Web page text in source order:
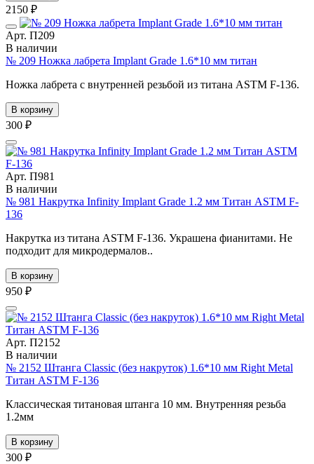
2150 ₽
Арт. П209
В наличии
№ 209 Ножка лабрета Implant Grade 1.6*10 мм титан
Ножка лабрета с внутренней резьбой из титана ASTM F-136.
В корзину
300 ₽
Арт. П981
В наличии
№ 981 Накрутка Infinity Implant Grade 1.2 мм Титан ASTM F-
136
Накрутка из титана ASTM F-136. Украшена фианитами. Не
подходит для микродермалов..
В корзину
950 ₽
Арт. П2152
В наличии
№ 2152 Штанга Classic (без накруток) 1.6*10 мм Right Metal
Титан ASTM F-136
Классическая титановая штанга 10 мм. Внутренняя резьба
1.2мм
В корзину
300 ₽